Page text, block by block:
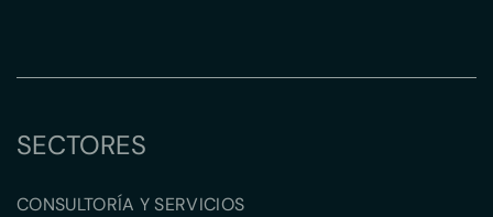
SECTORES
CONSULTORÍA Y SERVICIOS